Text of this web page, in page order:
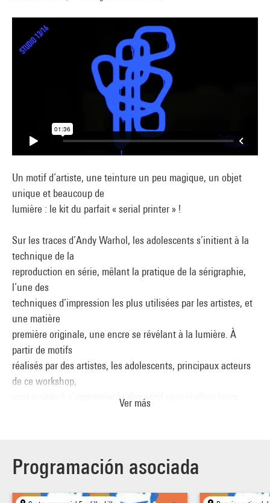
Un motif d’artiste, une teinture un peu magique, un objet
unique et beaucoup de
lumière : le kit du parfait « serial printer » !
Sur les traces d’Andy Warhol, les adolescents s’initient à la
technique de la
reproduction en série, mêlant la pratique de la sérigraphie,
l’une des
techniques d’impression les plus utilisées par les artistes, et
une matière
première originale, une encre se révélant à la lumière. À
partir de motifs
réalisés par des artistes, les adolescents, principaux acteurs
de ce workshop,
sont invités à s’approprier le dispositif pour réaliser leurs
Conçu comme une fabrique à images, « Serial Printer »
permet au public jeune
d’être au coeur de la création en lien direct avec l’histoire de
Ver más
Programación asociada